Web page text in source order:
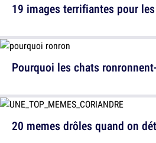
19 images terrifiantes pour
20 memes drôles quand on
Pourquoi les chats